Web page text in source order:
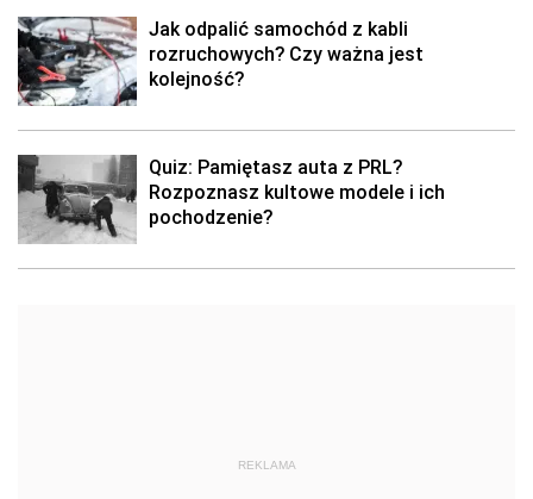
Jak odpalić samochód z kabli
rozruchowych? Czy ważna jest
kolejność?
Quiz: Pamiętasz auta z PRL?
Rozpoznasz kultowe modele i ich
pochodzenie?
REKLAMA